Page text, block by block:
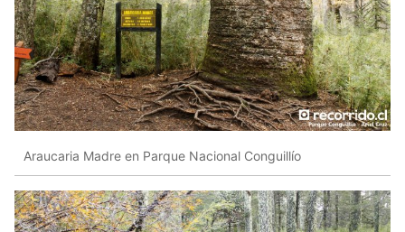
Araucaria Madre en Parque Nacional Conguillío